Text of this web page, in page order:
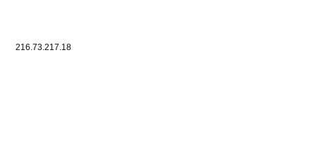
216.73.217.18